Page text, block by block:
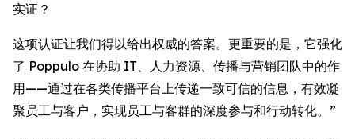
实证？
这项认证让我们得以给出权威的答案。更重要的是，它强化
了 Poppulo 在协助 IT、人力资源、传播与营销团队中的作
用——通过在各类传播平台上传递一致可信的信息，有效凝
聚员工与客户，实现员工与客群的深度参与和行动转化。”